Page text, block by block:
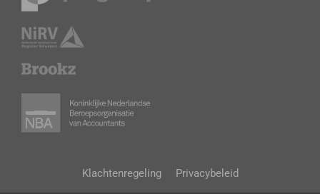
Klachtenregeling Privacybeleid